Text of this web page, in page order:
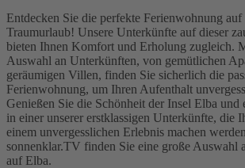
Entdecken Sie die perfekte Ferienwohnung
Traumurlaub! Unsere Unterkünfte auf dieser
bieten Ihnen Komfort und Erholung zugleich.
Auswahl an Unterkünften, von gemütlichen
geräumigen Villen, finden Sie sicherlich die
Ferienwohnung, um Ihren Aufenthalt
Genießen Sie die Schönheit der Insel Elba und
in einer unserer erstklassigen Unterkünfte, die
einem unvergesslichen Erlebnis machen
sonnenklar.TV finden Sie eine große Auswahl
auf Elba.